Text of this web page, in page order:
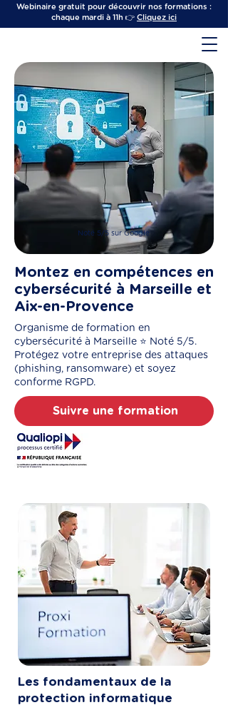
Webinaire gratuit pour découvrir nos formations :
chaque mardi à 11h 👉 Cliquez ici
Noté 5/5 sur Google
Montez en compétences en
cybersécurité à Marseille et
Aix-en-Provence
Organisme de formation en
cybersécurité à Marseille ⭐️ Noté 5/5.
Protégez votre entreprise des attaques
(phishing, ransomware) et soyez
conforme RGPD.
Suivre une formation
Les fondamentaux de la
protection informatique